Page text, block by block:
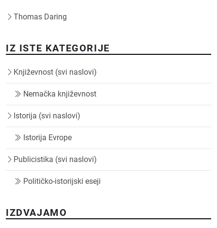
Thomas Daring
IZ ISTE KATEGORIJE
Književnost (svi naslovi)
Nemačka književnost
Istorija (svi naslovi)
Istorija Evrope
Publicistika (svi naslovi)
Političko-istorijski eseji
IZDVAJAMO